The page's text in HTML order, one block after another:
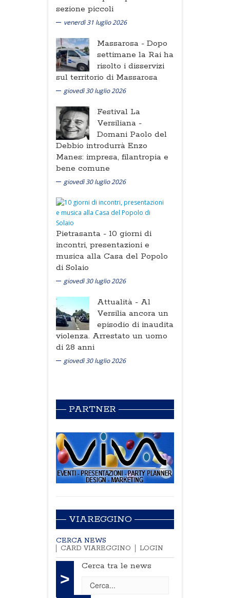
sezione piccoli
venerdì 31 luglio 2026
Massarosa - Dopo
settimane la Rai ha
risolto i disservizi
sul territorio di Massarosa
giovedì 30 luglio 2026
Festival La
Versiliana -
Domani Paolo del
Debbio introdurrà Enzo
Manes: impresa, filantropia e
bene comune
giovedì 30 luglio 2026
Pietrasanta - 10 giorni di
incontri, presentazioni e
musica alla Casa del Popolo
di Solaio
giovedì 30 luglio 2026
Attualità - Al
Versilia ancora un
episodio di inaudita
violenza. Arrestato un uomo
di 28 anni
giovedì 30 luglio 2026
PARTNER
VIAREGGINO
CERCA NEWS
CARD VIAREGGINO
LOGIN
>
Cerca tra le news